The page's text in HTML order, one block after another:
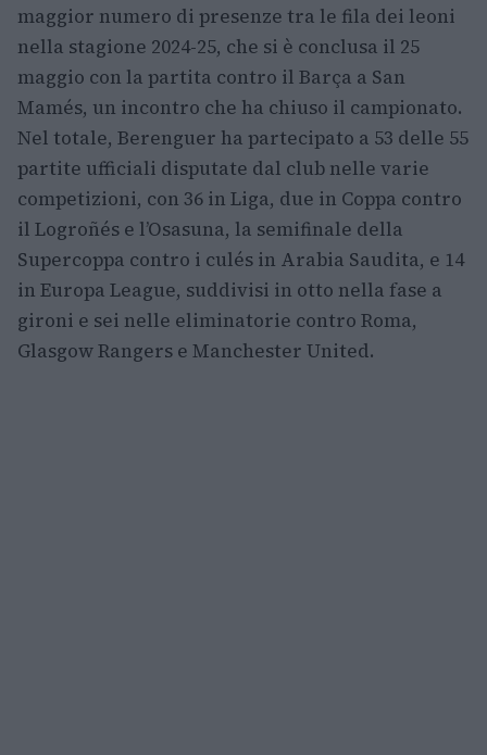
maggior numero di presenze tra le fila dei leoni
nella stagione 2024-25, che si è conclusa il 25
maggio con la partita contro il Barça a San
Mamés, un incontro che ha chiuso il campionato.
Nel totale, Berenguer ha partecipato a 53 delle 55
partite ufficiali disputate dal club nelle varie
competizioni, con 36 in Liga, due in Coppa contro
il Logroñés e l’Osasuna, la semifinale della
Supercoppa contro i culés in Arabia Saudita, e 14
in Europa League, suddivisi in otto nella fase a
gironi e sei nelle eliminatorie contro Roma,
Glasgow Rangers e Manchester United.